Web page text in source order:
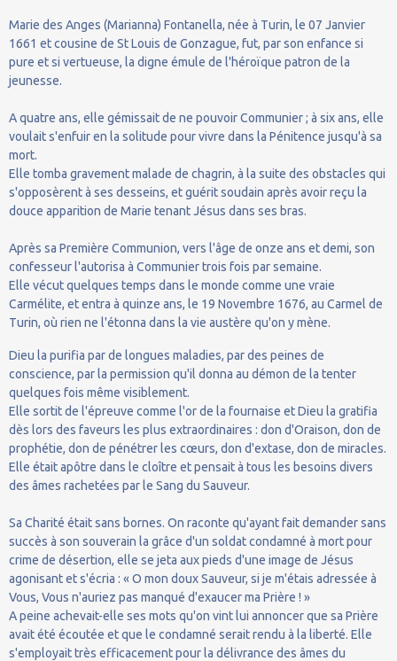
Marie des Anges (Marianna) Fontanella, née à Turin, le 07 Janvier
1661 et cousine de St Louis de Gonzague, fut, par son enfance si
pure et si vertueuse, la digne émule de l'héroïque patron de la
jeunesse.
A quatre ans, elle gémissait de ne pouvoir Communier ; à six ans, elle
voulait s'enfuir en la solitude pour vivre dans la Pénitence jusqu'à sa
mort.
Elle tomba gravement malade de chagrin, à la suite des obstacles qui
s'opposèrent à ses desseins, et guérit soudain après avoir reçu la
douce apparition de Marie tenant Jésus dans ses bras.
Après sa Première Communion, vers l'âge de onze ans et demi, son
confesseur l'autorisa à Communier trois fois par semaine.
Elle vécut quelques temps dans le monde comme une vraie
Carmélite, et entra à quinze ans, le 19 Novembre 1676, au Carmel de
Turin, où rien ne l'étonna dans la vie austère qu'on y mène.
Dieu la purifia par de longues maladies, par des peines de
conscience, par la permission qu'il donna au démon de la tenter
quelques fois même visiblement.
Elle sortit de l'épreuve comme l'or de la fournaise et Dieu la gratifia
dès lors des faveurs les plus extraordinaires : don d'Oraison, don de
prophétie, don de pénétrer les cœurs, don d'extase, don de miracles.
Elle était apôtre dans le cloître et pensait à tous les besoins divers
des âmes rachetées par le Sang du Sauveur.
Sa Charité était sans bornes. On raconte qu'ayant fait demander sans
succès à son souverain la grâce d'un soldat condamné à mort pour
crime de désertion, elle se jeta aux pieds d'une image de Jésus
agonisant et s'écria : « O mon doux Sauveur, si je m'étais adressée à
Vous, Vous n'auriez pas manqué d'exaucer ma Prière ! »
A peine achevait-elle ses mots qu'on vint lui annoncer que sa Prière
avait été écoutée et que le condamné serait rendu à la liberté. Elle
s'employait très efficacement pour la délivrance des âmes du